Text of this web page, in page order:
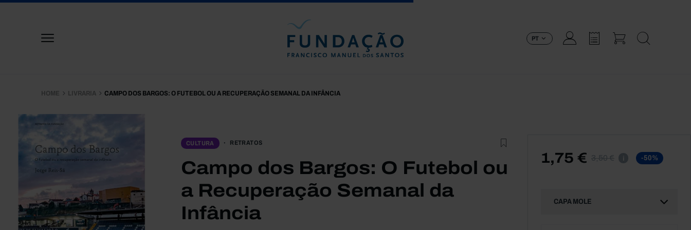
PT
HOME LIVRARIA CAMPO DOS BARGOS: O FUTEBOL OU A RECUPERAÇÃO SEMANAL DA INFÂNCIA
CULTURA RETRATOS
Campo dos Bargos: O Futebol ou
a Recuperação Semanal da
Infância
1,75 € 3,50 € -50%
CAPA MOLE